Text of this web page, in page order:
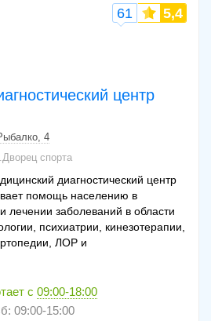
центр
61 5,4
4
спорта
диагностический центр
помощь населению в
лечении заболеваний в области
психиатрии, кинезотерапии,
ЛОР и
с 09:00-18:00
09:00-15:00